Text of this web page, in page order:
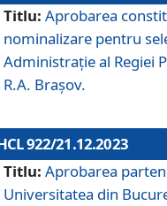
Titlu: Aprobarea
nominalizare pentru
Administrație al Regiei
R.A. Brașov.
922/21.12.2023
Titlu: Aprobarea
Universitatea din